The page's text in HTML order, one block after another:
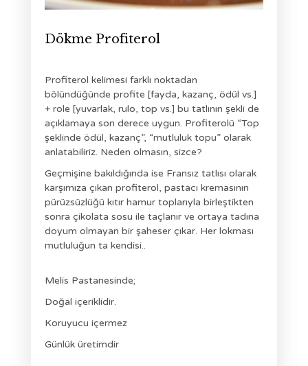
Dökme Profiterol
Profiterol kelimesi farklı noktadan
bölündüğünde profite [fayda, kazanç, ödül vs.]
+ role [yuvarlak, rulo, top vs.] bu tatlının şekli de
açıklamaya son derece uygun. Profiterolü “Top
şeklinde ödül, kazanç”, “mutluluk topu” olarak
anlatabiliriz. Neden olmasın, sizce?
Geçmişine bakıldığında ise Fransız tatlısı olarak
karşımıza çıkan profiterol, pastacı kremasının
pürüzsüzlüğü kıtır hamur toplarıyla birleştikten
sonra çikolata sosu ile taçlanır ve ortaya tadına
doyum olmayan bir şaheser çıkar. Her lokması
mutluluğun ta kendisi..
Melis Pastanesinde;
Doğal içeriklidir.
Koruyucu içermez
Günlük üretimdir